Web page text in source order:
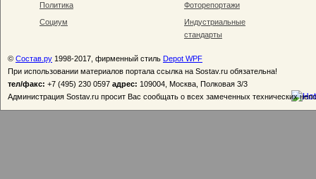
Политика
Социум
Фоторепортажи
Индустриальные
стандарты
© Состав.ру 1998-2017, фирменный стиль Depot WPF
При использовании материалов портала ссылка на Sostav.ru обязательна!
тел/факс: +7 (495) 230 0597 адрес: 109004, Москва, Полковая 3/3
Администрация Sostav.ru просит Вас сообщать о всех замеченных технических